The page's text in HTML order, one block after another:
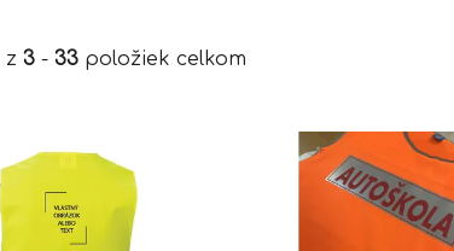
z 3 - 33 položiek celkom